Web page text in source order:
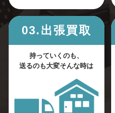
03.出張買取
持っていくのも、
送るのも大変そんな時は